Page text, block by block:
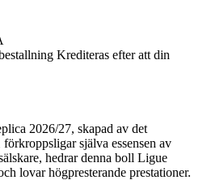
Krediteras efter att din
2026/27, skapad av det
själva essensen av
hedrar denna boll Ligue
lovar högpresterande prestationer.